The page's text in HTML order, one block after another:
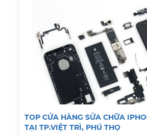
TOP CỬA HÀNG SỬA CHỮA
TẠI TP.VIỆT TRÌ, PHÚ THỌ